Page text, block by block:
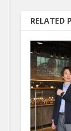
RELATED